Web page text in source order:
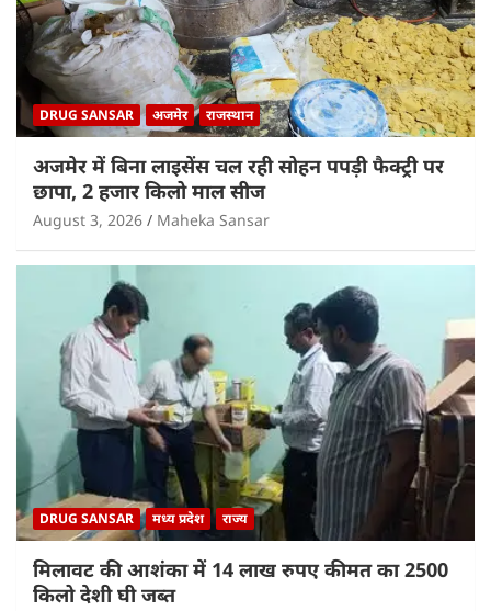
DRUG SANSAR अजमेर राजस्थान
अजमेर में बिना लाइसेंस चल रही सोहन पपड़ी फैक्ट्री पर
छापा, 2 हजार किलो माल सीज
August 3, 2026 Maheka Sansar
DRUG SANSAR मध्य प्रदेश राज्य
मिलावट की आशंका में 14 लाख रुपए कीमत का 2500
किलो देशी घी जब्त